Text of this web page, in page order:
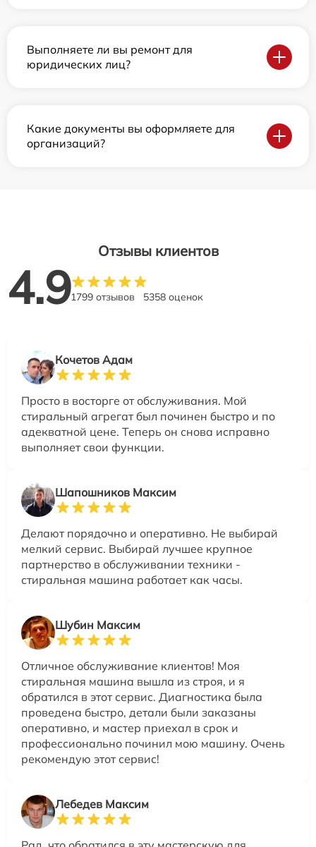
Выполняете ли вы ремонт для
юридических лиц?
Какие документы вы оформляете для
организаций?
Отзывы клиентов
4.91799 отзывов 5358 оценок
Кочетов Адам
Просто в восторге от обслуживания. Мой
стиральный агрегат был починен быстро и по
адекватной цене. Теперь он снова исправно
выполняет свои функции.
Шапошников Максим
Делают порядочно и оперативно. Не выбирай
мелкий сервис. Выбирай лучшее крупное
партнерство в обслуживании техники -
стиральная машина работает как часы.
Шубин Максим
Отличное обслуживание клиентов! Моя
стиральная машина вышла из строя, и я
обратился в этот сервис. Диагностика была
проведена быстро, детали были заказаны
оперативно, и мастер приехал в срок и
профессионально починил мою машину. Очень
рекомендую этот сервис!
Лебедев Максим